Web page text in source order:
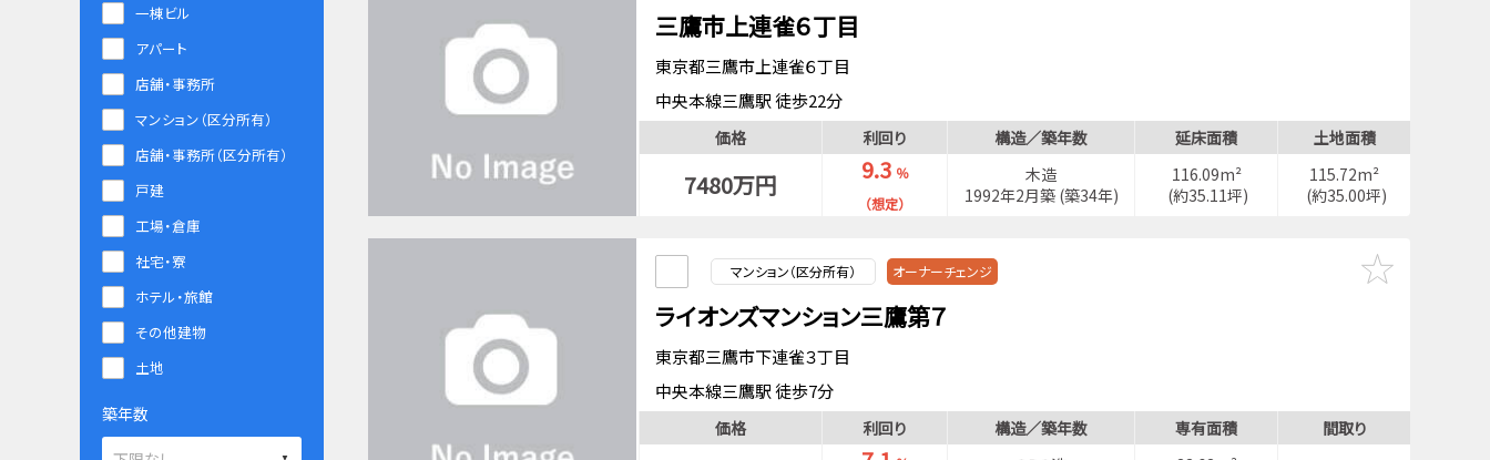
三鷹市上連雀６丁目
東京都三鷹市上連雀６丁目
中央本線三鷹駅 徒歩22分
中央・総武緩行線三鷹駅 徒歩22分
中央本線三鷹駅 バス10分「大成高校西」停歩2分
価格 利回り 構造／築年数 延床面積 土地面積
7480万円 9.3 ％
（想定）
木造
1992年2月築 (築34年)
116.09m²
(約35.11坪)
115.72m²
(約35.00坪)
マンション（区分所有） オーナーチェンジ
ライオンズマンション三鷹第７
東京都三鷹市下連雀３丁目
中央本線三鷹駅 徒歩7分
中央・総武緩行線三鷹駅 徒歩7分
価格 利回り 構造／築年数 専有面積 間取り
一棟ビル
アパート
店舗・事務所
マンション（区分所有）
店舗・事務所（区分所有）
戸建
工場・倉庫
社宅・寮
ホテル・旅館
その他建物
土地
築年数